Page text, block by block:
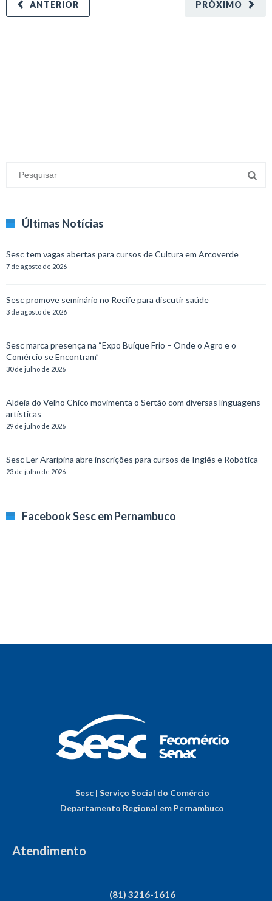
PRÓXIMO
ANTERIOR
Últimas Notícias
Sesc tem vagas abertas para cursos de Cultura em Arcoverde
7 de agosto de 2026
Sesc promove seminário no Recife para discutir saúde
3 de agosto de 2026
Sesc marca presença na “Expo Buíque Frio – Onde o Agro e o
Comércio se Encontram”
30 de julho de 2026
Aldeia do Velho Chico movimenta o Sertão com diversas linguagens
artísticas
29 de julho de 2026
Sesc Ler Araripina abre inscrições para cursos de Inglês e Robótica
23 de julho de 2026
Facebook Sesc em Pernambuco
Sesc | Serviço Social do Comércio
Departamento Regional em Pernambuco
Atendimento
(81) 3216-1616